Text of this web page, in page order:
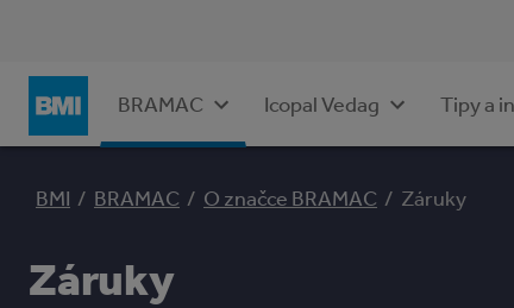
BRAMAC Icopal Vedag Tipy a
BMI / BRAMAC / O značce BRAMAC / Záruky
Záruky